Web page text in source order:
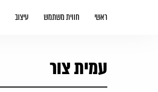
ראשי חווית משתמש עיצוב
עמית צור